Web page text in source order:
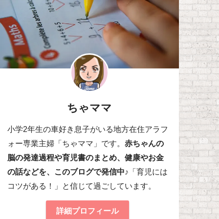
ちゃママ
小学2年生の車好き息子がいる地方在住アラフ
ォー専業主婦「ちゃママ」です。赤ちゃんの
脳の発達過程や育児書のまとめ、健康やお金
の話などを、このブログで発信中♪ 「育児には
コツがある！」と信じて過ごしています。
詳細プロフィール